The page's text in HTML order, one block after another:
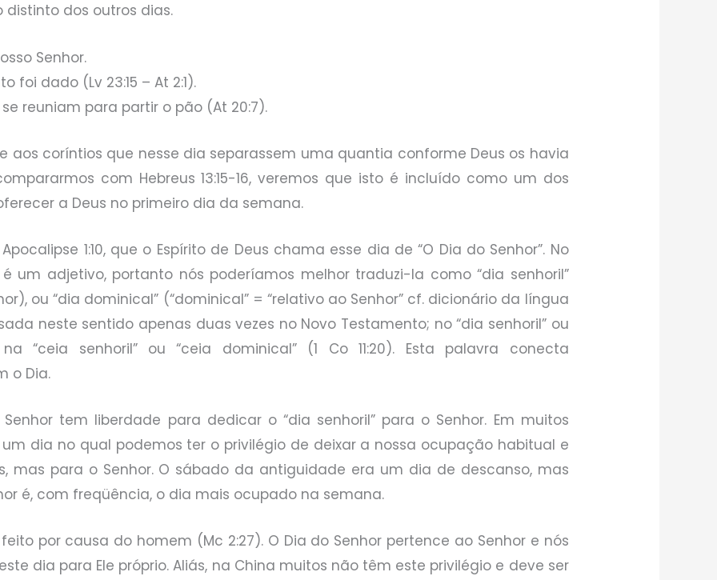
dos outros dias.
Senhor.
foi dado (Lv 23:15 – At 2:1).
reuniam para partir o pão (At 20:7).
aos coríntios que nesse dia separassem uma quantia conforme Deus os havia
com Hebreus 13:15-16, veremos que isto é incluído como um dos
a Deus no primeiro dia da semana.
1:10, que o Espírito de Deus chama esse dia de “O Dia do Senhor”. No
é um adjetivo, portanto nós poderíamos melhor traduzi-la como “dia senhoril”
ou “dia dominical” (“dominical” = “relativo ao Senhor” cf. dicionário da língua
neste sentido apenas duas vezes no Novo Testamento; no “dia senhoril” ou
“ceia senhoril” ou “ceia dominical” (1 Co 11:20). Esta palavra conecta
o Dia.
tem liberdade para dedicar o “dia senhoril” para o Senhor. Em muitos
dia no qual podemos ter o privilégio de deixar a nossa ocupação habitual e
mas para o Senhor. O sábado da antiguidade era um dia de descanso, mas
é, com freqüência, o dia mais ocupado na semana.
por causa do homem (Mc 2:27). O Dia do Senhor pertence ao Senhor e nós
dia para Ele próprio. Aliás, na China muitos não têm este privilégio e deve ser